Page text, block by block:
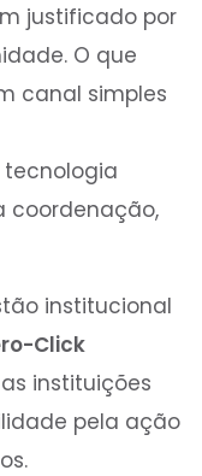
justificado por
O que
canal simples
coordenação,
institucional
Click
instituições
pela ação